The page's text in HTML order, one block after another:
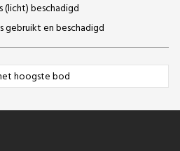
(licht) beschadigd
gebruikt en beschadigd
hoogste bod